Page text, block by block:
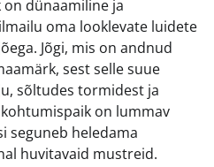
dünaamiline ja
oma looklevate luidete
Jõgi, mis on andnud
sest selle suue
sõltudes tormidest ja
on lummav
seguneb heledama
huvitavaid mustreid.